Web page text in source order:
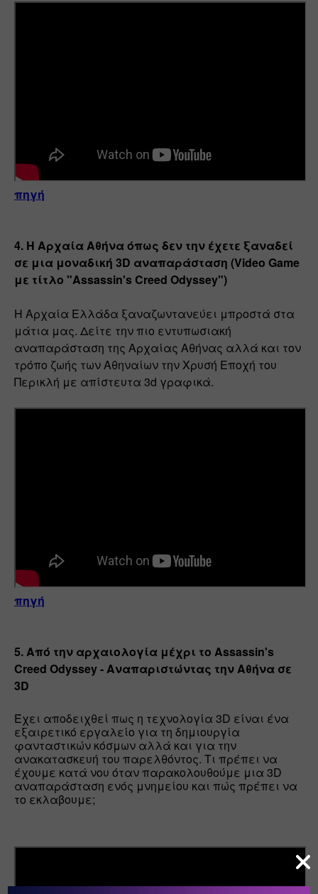
πηγή
4. Η Αρχαία Αθήνα όπως δεν την έχετε ξαναδεί
σε μια μοναδική 3D αναπαράσταση (Video Game
με τίτλο "Assassin's Creed Odyssey")
Η Αρχαία Ελλάδα ξαναζωντανεύει μπροστά στα
μάτια μας. Δείτε την πιο εντυπωσιακή
αναπαράσταση της Αρχαίας Αθήνας αλλά και τον
τρόπο ζωής των Αθηναίων την Χρυσή Εποχή του
Περικλή με απίστευτα 3d γραφικά.
πηγή
5. Από την αρχαιολογία μέχρι το Assassin's
Creed Odyssey - Αναπαριστώντας την Αθήνα σε
3D
Έχει αποδειχθεί πως η τεχνολογία 3D είναι ένα
εξαιρετικό εργαλείο για τη δημιουργία
φανταστικών κόσμων αλλά και για την
ανακατασκευή του παρελθόντος. Τι πρέπει να
έχουμε κατά νου όταν παρακολουθούμε μια 3D
αναπαράσταση ενός μνημείου και πώς πρέπει να
το εκλαβουμε;